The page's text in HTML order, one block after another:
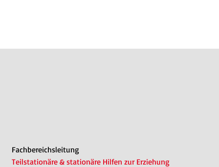
Fachbereichsleitung
Teilstationäre & stationäre Hilfen zur Erziehung